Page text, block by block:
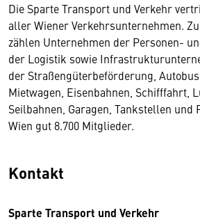
Die Sparte Transport und Verkehr
aller Wiener Verkehrsunternehmen.
zählen Unternehmen der Personen-
der Logistik sowie
der Straßengüterbeförderung,
Mietwagen, Eisenbahnen, Schifffahrt,
Seilbahnen, Garagen, Tankstellen und
Wien gut 8.700 Mitglieder.
Kontakt
Sparte Transport und Verkehr